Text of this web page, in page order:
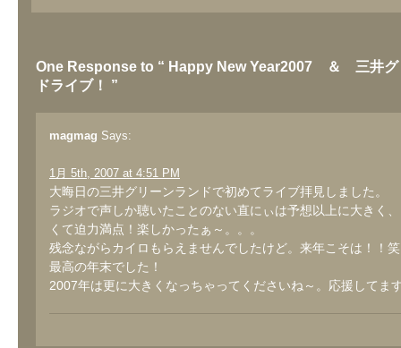
One Response to “ Happy New Year2007 ＆ 三井グ
ドライブ！ ”
magmag Says:
1月 5th, 2007 at 4:51 PM
大晦日の三井グリーンランドで初めてライブ拝見しました。
ラジオで声しか聴いたことのない直にぃは予想以上に大きく
くて迫力満点！楽しかったぁ～。。。
残念ながらカイロもらえませんでしたけど。来年こそは！！笑
最高の年末でした！
2007年は更に大きくなっちゃってくださいね～。応援してま